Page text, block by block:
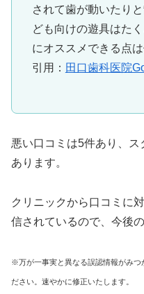
されて歯が動いたり
ども向けの遊具はた
にオススメできる点
引用： 田口歯科医院
悪い口コミは5件あり、
あります。
クリニックから口コミに
信されているので、今後
※万が一事実と異なる誤認情報がみつ
ださい。速やかに修正いたします。